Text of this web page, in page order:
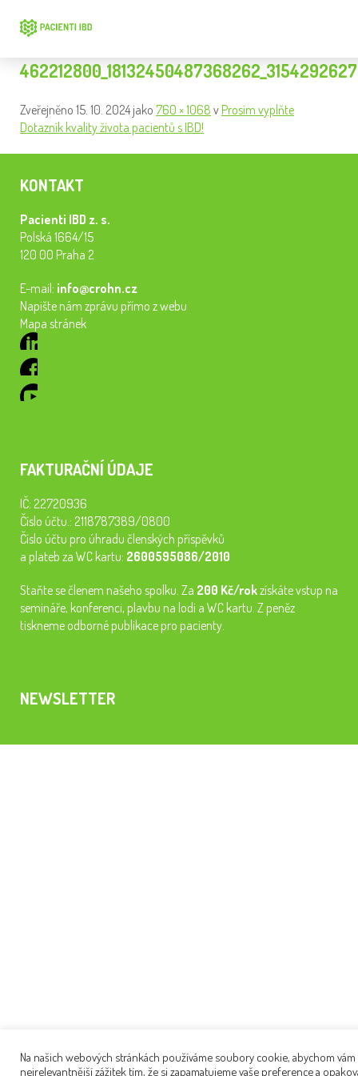
Zveřejněno 15. 10. 2024 jako 760 × 1068 v Prosím vyplňte
Dotazník kvality života pacientů s IBD!
KONTAKT
Pacienti IBD z. s.
Polská 1664/15
120 00 Praha 2
E-mail: info@crohn.cz
Napište nám zprávu přímo z webu
Mapa stránek
FAKTURAČNÍ ÚDAJE
IČ: 22720936
Číslo účtu.: 2118787389/0800
Číslo účtu pro úhradu členských příspěvků
a plateb za WC kartu: 2600595086/2010
Staňte se členem našeho spolku. Za 200 Kč/rokzískáte vstup na
semináře, konferenci, plavbu na lodi a WC kartu. Z peněz
tiskneme odborné publikace pro pacienty.
NEWSLETTER
Na našich webových stránkách používáme soubory cookie, abychom
nejrelevantnější zážitek tím, že si zapamatujeme vaše preference a